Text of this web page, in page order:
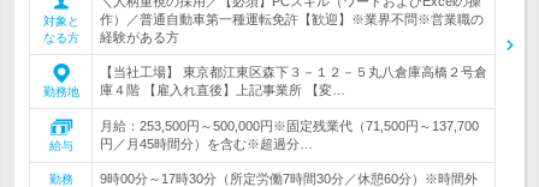
対象と
なる方
作）／普通自動車第一種運転免許【歓迎】※業界不問※営業職の
経験がある方
勤務地
【当社工場】 東京都江東区森下３－１２－５丸八倉庫高橋２号倉
庫４階 【雇入れ直後】上記事業所 【変…
給与
月給：253,500円～500,000円※固定残業代（71,500円～137,700
円／月45時間分）を含む※超過分…
勤務
9時00分～17時30分（所定労働7時間30分／休憩60分）※時間外